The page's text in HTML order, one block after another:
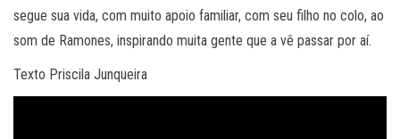
segue sua vida, com muito apoio familiar, com seu filho no colo, ao
som de Ramones, inspirando muita gente que a vê passar por aí.
Texto Priscila Junqueira